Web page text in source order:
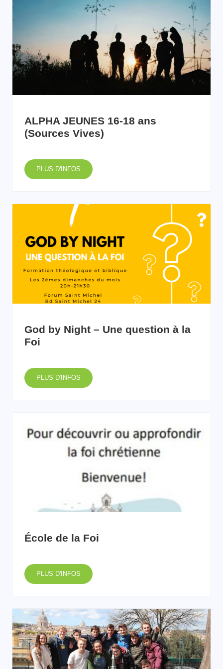
ALPHA JEUNES 16-18 ans
(Sources Vives)
PLUS D'INFOS
God by Night – Une question à la
Foi
PLUS D'INFOS
École de la Foi
PLUS D'INFOS